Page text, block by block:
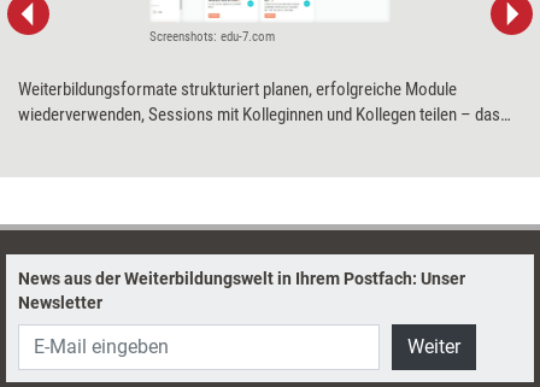
Screenshots: edu-7.com
Weiterbildungsformate strukturiert planen, erfolgreiche Module
wiederverwenden, Sessions mit Kolleginnen und Kollegen teilen – das
News aus der Weiterbildungswelt in Ihrem Postfach: Unser
Newsletter
Weiter